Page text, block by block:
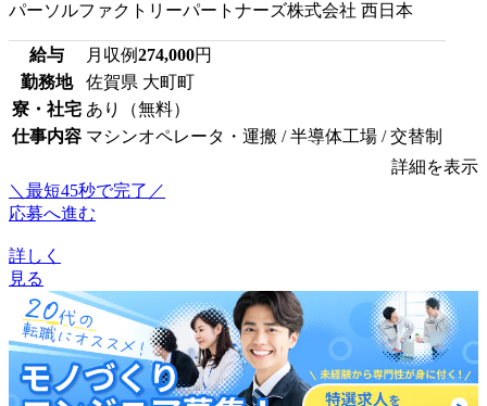
パーソルファクトリーパートナーズ株式会社 西日本
給与 月収例274,000円
勤務地
佐賀県 大町町
寮・社宅 あり（無料）
仕事内容 マシンオペレータ・運搬 / 半導体工場 / 交替制
詳細を表示
＼最短45秒で完了／
応募へ進む
詳しく
見る